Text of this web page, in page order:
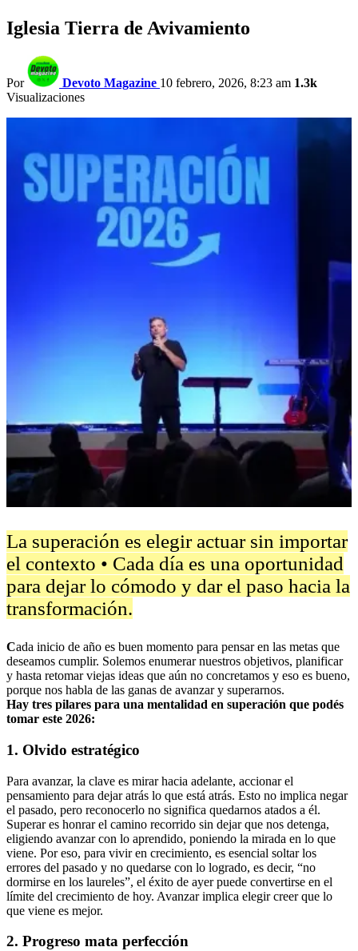
Iglesia Tierra de Avivamiento
Por Devoto Magazine 10 febrero, 2026, 8:23 am 1.3k
Visualizaciones
La superación es elegir actuar sin importar
el contexto • Cada día es una oportunidad
para dejar lo cómodo y dar el paso hacia la
transformación.
Cada inicio de año es buen momento para pensar en las metas que
deseamos cumplir. Solemos enumerar nuestros objetivos, planificar
y hasta retomar viejas ideas que aún no concretamos y eso es bueno,
porque nos habla de las ganas de avanzar y superarnos.
Hay tres pilares para una mentalidad en superación que podés
tomar este 2026:
1. Olvido estratégico
Para avanzar, la clave es mirar hacia adelante, accionar el
pensamiento para dejar atrás lo que está atrás. Esto no implica negar
el pasado, pero reconocerlo no significa quedarnos atados a él.
Superar es honrar el camino recorrido sin dejar que nos detenga,
eligiendo avanzar con lo aprendido, poniendo la mirada en lo que
viene. Por eso, para vivir en crecimiento, es esencial soltar los
errores del pasado y no quedarse con lo logrado, es decir, “no
dormirse en los laureles”, el éxito de ayer puede convertirse en el
límite del crecimiento de hoy. Avanzar implica elegir creer que lo
que viene es mejor.
2. Progreso mata perfección